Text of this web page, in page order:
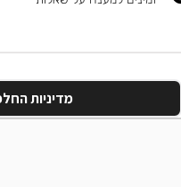
מדיניות